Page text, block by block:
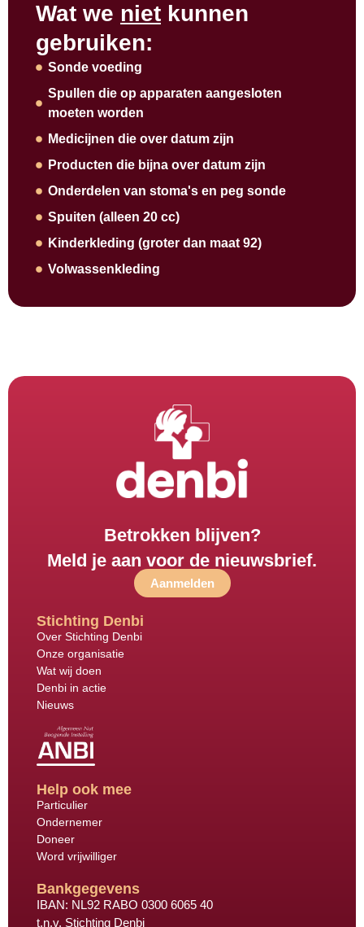
Wat we niet kunnen
gebruiken:
Sonde voeding
Spullen die op apparaten aangesloten
moeten worden
Medicijnen die over datum zijn
Producten die bijna over datum zijn
Onderdelen van stoma's en peg sonde
Spuiten (alleen 20 cc)
Kinderkleding (groter dan maat 92)
Volwassenkleding
Betrokken blijven?
Meld je aan voor de nieuwsbrief.
Aanmelden
Stichting Denbi
Over Stichting Denbi
Onze organisatie
Wat wij doen
Denbi in actie
Nieuws
Help ook mee
Particulier
Ondernemer
Doneer
Word vrijwilliger
Bankgegevens
IBAN: NL92 RABO 0300 6065 40
t.n.v. Stichting Denbi